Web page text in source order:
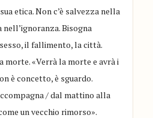
etica. Non c’è salvezza nella
nell’ignoranza. Bisogna
il fallimento, la città.
morte. «Verrà la morte e avrà i
è concetto, è sguardo.
/ dal mattino alla
un vecchio rimorso».